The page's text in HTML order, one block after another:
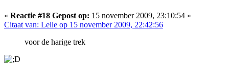
« Reactie #18 Gepost op: 15 november 2009, 23:10:54 »
Citaat van: Lelle op 15 november 2009, 22:42:56
voor de harige trek